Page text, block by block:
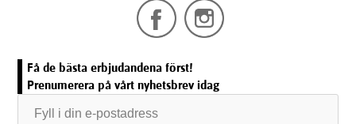
Få de bästa erbjudandena först!
Prenumerera på vårt nyhetsbrev idag